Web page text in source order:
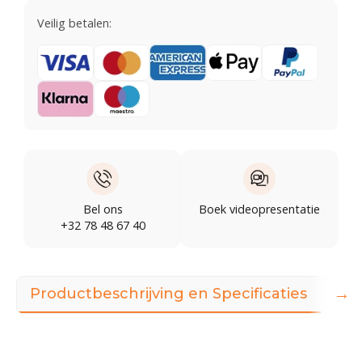
Veilig betalen:
Bel ons
+32 78 48 67 40
Boek videopresentatie
Productbeschrijving en Specificaties →